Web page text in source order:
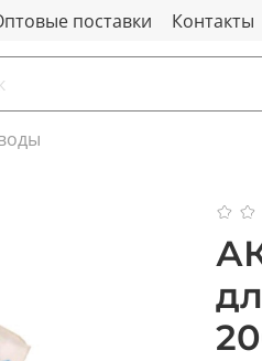
поставки Контакты